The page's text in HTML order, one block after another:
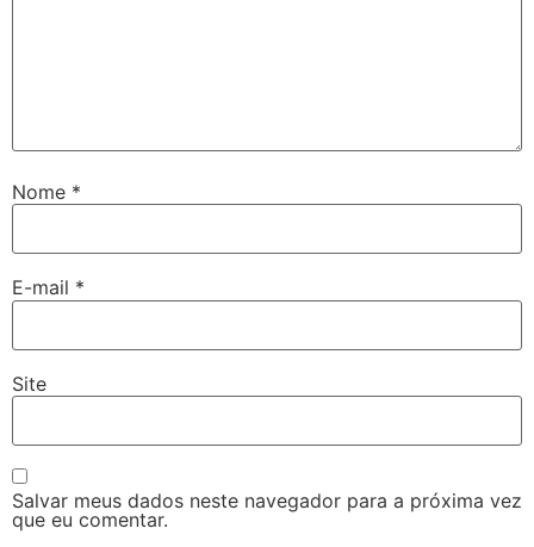
Nome *
E-mail *
Site
Salvar meus dados neste navegador para a próxima vez
que eu comentar.